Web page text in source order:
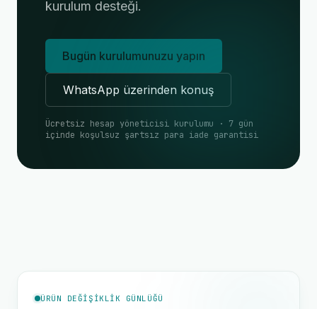
kurulum desteği.
Bugün kurulumunuzu yapın
WhatsApp üzerinden konuş
Ücretsiz hesap yöneticisi kurulumu · 7 gün
içinde koşulsuz şartsız para iade garantisi
ÜRÜN DEĞIŞIKLIK GÜNLÜĞÜ